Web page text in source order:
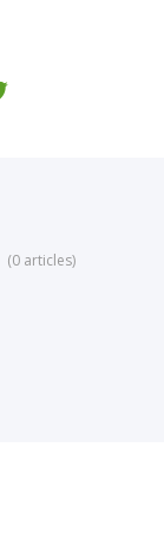
(0 articles)